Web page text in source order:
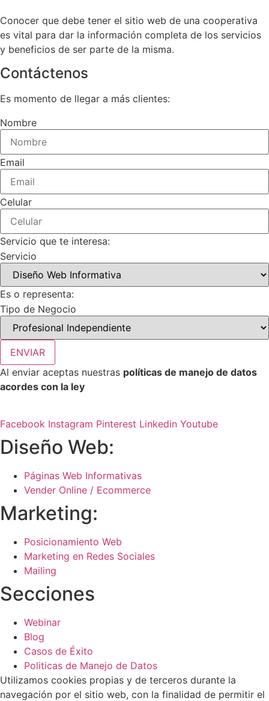
Conocer que debe tener el sitio web de una cooperativa
es vital para dar la información completa de los servicios
y beneficios de ser parte de la misma.
Contáctenos
Es momento de llegar a más clientes:
Nombre
Email
Celular
Servicio que te interesa:
Servicio
Es o representa:
Tipo de Negocio
ENVIAR
Al enviar aceptas nuestras políticas de manejo de datos
acordes con la ley
Facebook Instagram Pinterest Linkedin Youtube
Diseño Web:
Páginas Web Informativas
Vender Online / Ecommerce
Marketing:
Posicionamiento Web
Marketing en Redes Sociales
Mailing
Secciones
Webinar
Blog
Casos de Éxito
Politicas de Manejo de Datos
Utilizamos cookies propias y de terceros durante la
navegación por el sitio web, con la finalidad de permitir el